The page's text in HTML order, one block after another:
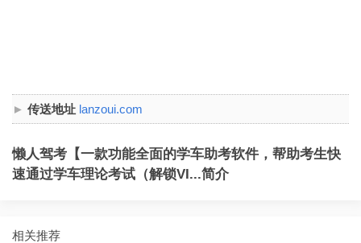
传送地址 lanzoui.com
懒人驾考【一款功能全面的学车助考软件，帮助考生快
速通过学车理论考试（解锁VI...简介
相关推荐